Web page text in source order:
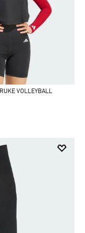
VOLLEYBALL